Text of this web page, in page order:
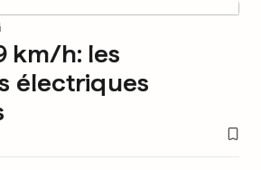
km/h: les
électriques